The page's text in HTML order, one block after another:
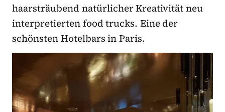
haarsträubend natürlicher Kreativität neu
interpretierten food trucks. Eine der
schönsten Hotelbars in Paris.